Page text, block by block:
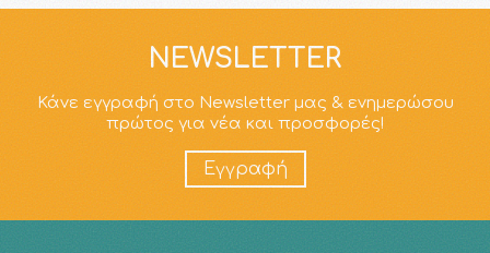
NEWSLETTER
Κάνε εγγραφή στο Newsletter μας & ενημερώσου
πρώτος για νέα και προσφορές!
Εγγραφή